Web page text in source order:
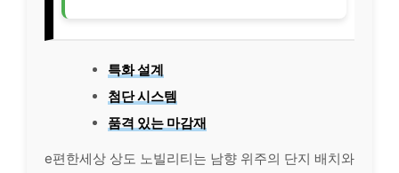
특화 설계
첨단 시스템
품격 있는 마감재
e편한세상 상도 노빌리티는 남향 위주의 단지 배치와